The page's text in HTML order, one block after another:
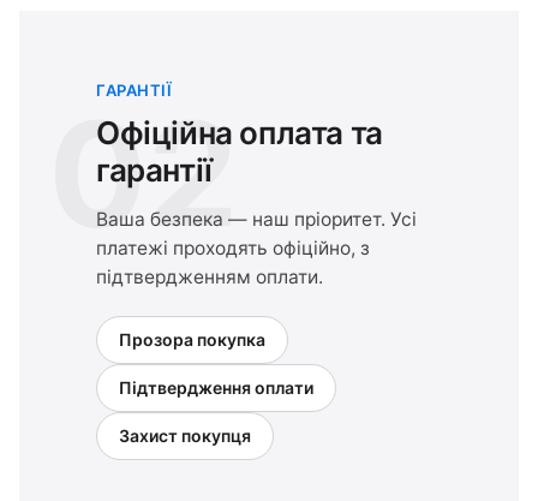
02
ГАРАНТІЇ
Офіційна оплата та
гарантії
Ваша безпека — наш пріоритет. Усі
платежі проходять офіційно, з
підтвердженням оплати.
Прозора покупка
Підтвердження оплати
Захист покупця